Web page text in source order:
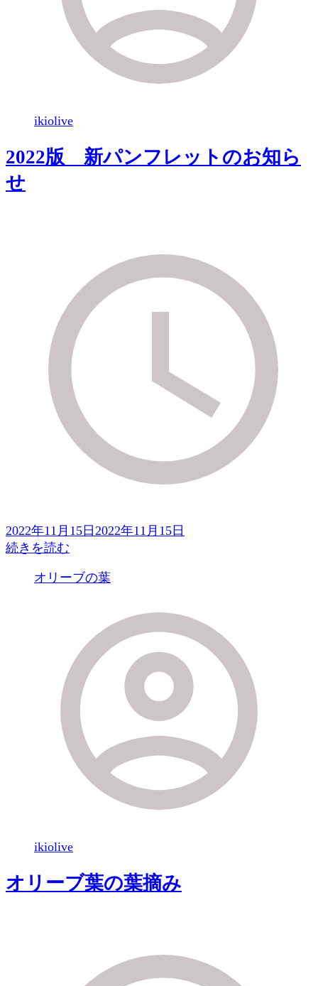
ikiolive
2022版 新パンフレットのお知ら
せ
2022年11月15日 2022年11月15日
続きを読む
オリーブの葉
ikiolive
オリーブ葉の葉摘み